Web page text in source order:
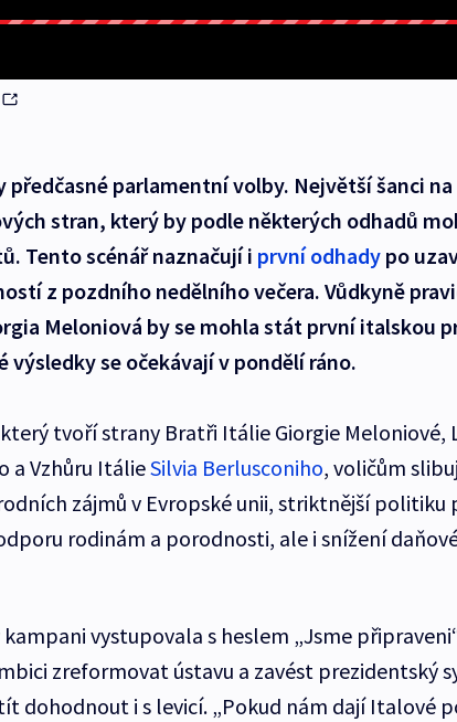
předčasné parlamentní volby. Největší šanci na
stran, který by podle některých odhadů
Tento scénář naznačují i první odhadypo
z pozdního nedělního večera. Vůdkyně
Meloniová by se mohla stát první italskou
výsledky se očekávají v pondělí ráno.
tvoří strany Bratři Itálie Giorgie Meloniové,
a Vzhůru ItálieSilvia Berlusconiho, voličům
zájmů v Evropské unii, striktnější politiku
rodinám a porodnosti, ale i snížení
kampani vystupovala s heslem „Jsme
zreformovat ústavu a zavést prezidentský
dohodnout i s levicí. „Pokud nám dají Italové